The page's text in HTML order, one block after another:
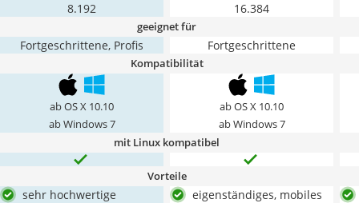
8.192 16.384
geeignet für
Fortgeschrittene, Profis Fortgeschrittene
Kompatibilität
ab OS X 10.10
ab Windows 7
ab OS X 10.10
ab Windows 7
mit Linux kompatibel
Vorteile
sehr hochwertige
eigenständiges, mobiles